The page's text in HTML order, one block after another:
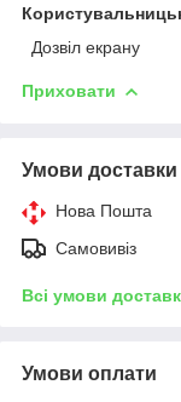
Дозвіл екрану
Приховати
Умови доставки
Нова Пошта
Самовивіз
Всі умови
Умови оплати